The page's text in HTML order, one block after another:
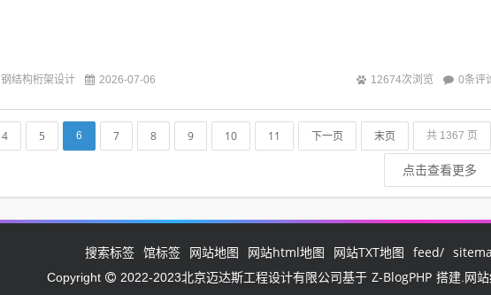
钢结构桁架设计 2026-07-06 12674次浏览 0条评
4 5 6 7 8 9 10 11 下一页 末页 共 1367 页
点击查看更多
搜索标签 馆标签 网站地图 网站html地图 网站TXT地图 feed/
Copyright 2022-2023北京迈达斯工程设计有限公司基于 Z-BlogPHP 搭建.网